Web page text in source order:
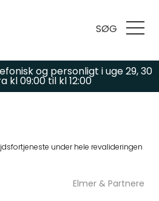
SØG
og personligt i uge 29, 30
kl 09:00 til kl 12:00
for hjælp?
under hele revalideringen
Elmer & Partnere